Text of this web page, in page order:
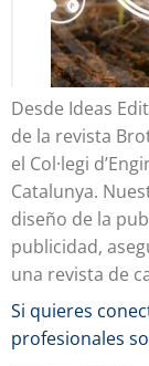
Desde Ideas
de la revista
el Col·legi
Catalunya.
diseño de la
publicidad,
una revista de
Si quieres
profesionales